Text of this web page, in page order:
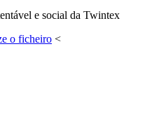
e social da Twintex
o ficheiro <